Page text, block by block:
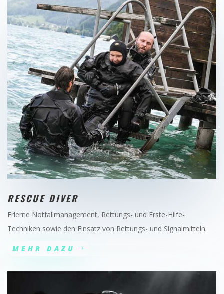
RESCUE DIVER
Erlerne Notfallmanagement, Rettungs- und Erste-Hilfe-
Techniken sowie den Einsatz von Rettungs- und Signalmitteln.
MEHR DAZU